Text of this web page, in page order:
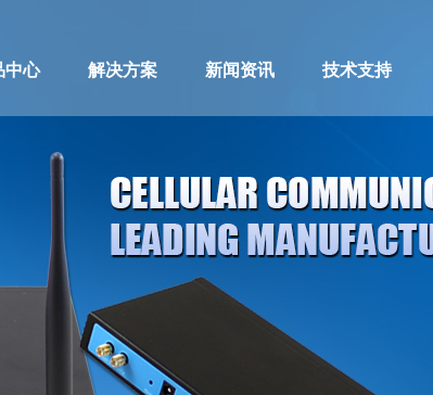
中心 解决方案 新闻资讯 技术支持